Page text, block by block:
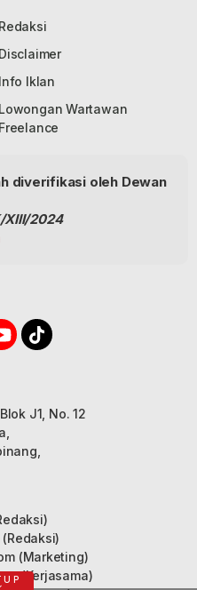
Redaksi
Disclaimer
Info Iklan
Lowongan Wartawan
Freelance
diverifikasi oleh Dewan
XIII/2024
J1, No. 12
(Redaksi)
(Marketing)
(Kerjasama)